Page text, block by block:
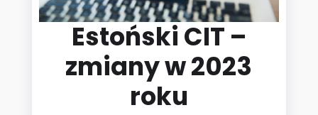
Estoński CIT –
zmiany w 2023
roku